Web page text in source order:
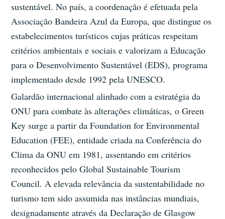
sustentável. No país, a coordenação é efetuada pela
Associação Bandeira Azul da Europa, que distingue os
estabelecimentos turísticos cujas práticas respeitam
critérios ambientais e sociais e valorizam a Educação
para o Desenvolvimento Sustentável (EDS), programa
implementado desde 1992 pela UNESCO.
Galardão internacional alinhado com a estratégia da
ONU para combate às alterações climáticas, o Green
Key surge a partir da Foundation for Environmental
Education (FEE), entidade criada na Conferência do
Clima da ONU em 1981, assentando em critérios
reconhecidos pelo Global Sustainable Tourism
Council. A elevada relevância da sustentabilidade no
turismo tem sido assumida nas instâncias mundiais,
designadamente através da Declaração de Glasgow